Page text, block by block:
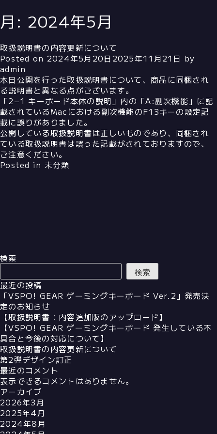
月: 2024年5月
取扱説明書の内容更新について
Posted on 2024年5月20日2025年11月21日 by
admin
本日公開を行った取扱説明書について、商品に同梱され
る説明書と異なる点がございます。
「2−1 キーボード本体の説明」内の「A:副次機能」に記
載されているMacにおける副次機能のF13キーの設定記
載に誤りがありました。
公開している取扱説明書は正しいものであり、同梱され
ている取扱説明書は誤った記載がされておりますので、
ご注意ください。
Posted in 未分類
検索
検索
最近の投稿
「VSPO! GEAR ゲーミングキーボード Ver.2」発売決
定のお知らせ
【取扱説明書：内容追加版のアップロード】
【VSPO! GEAR ゲーミングキーボード 発生している不
具合と今後の対応について】
取扱説明書の内容更新について
第2弾デザイン訂正
最近のコメント
表示できるコメントはありません。
アーカイブ
2026年3月
2025年4月
2024年8月